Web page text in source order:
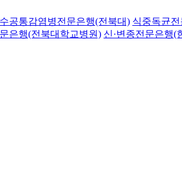
공통감염병전문은행(전북대) 식중독균
은행(전북대학교병원) 신·변종전문은행(